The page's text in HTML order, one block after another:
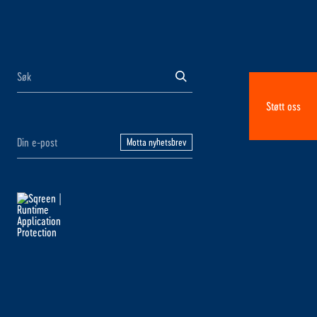
Støtt oss
Motta nyhetsbrev